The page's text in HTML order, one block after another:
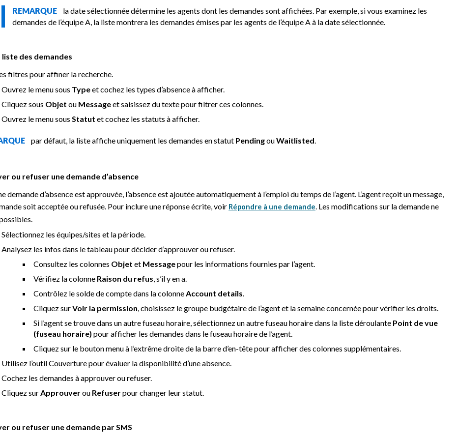
REMARQUE la date sélectionnée détermine les agents dont les demandes sont affichées. Par exemple, si vous examinez les
demandes de l’équipe A, la liste montrera les demandes émises par les agents de l’équipe A à la date sélectionnée.
des demandes
filtres pour affiner la recherche.
Ouvrez le menu sous Typeet cochez les types d’absence à afficher.
Cliquez sous Objet ou Messageet saisissez du texte pour filtrer ces colonnes.
Ouvrez le menu sous Statut et cochez les statuts à afficher.
par défaut, la liste affiche uniquement les demandes en statut PendingouWaitlisted
ou refuser une demande d’absence
demande d’absence est approuvée, l’absence est ajoutée automatiquement à l’emploi du temps de l’agent. L’agent reçoit un message,
soit acceptée ou refusée. Pour inclure une réponse écrite, voir Répondre à une demande . Les modifications sur la demande ne
Sélectionnez les équipes/sites et la période.
Analysez les infos dans le tableau pour décider d’approuver ou refuser.
Consultez les colonnes Objet et Messagepour les informations fournies par l’agent.
Vérifiez la colonne Raison du refus , s’il y en a.
Contrôlez le solde de compte dans la colonne Account details
Cliquez surVoir la permission , choisissez le groupe budgétaire de l’agent et la semaine concernée pour vérifier les droits.
Si l’agent se trouve dans un autre fuseau horaire, sélectionnez un autre fuseau horaire dans la liste déroulante Point de vue
(fuseau horaire) pour afficher les demandes dans le fuseau horaire de l’agent.
Cliquez sur le bouton menu à l’extrême droite de la barre d’en-tête pour afficher des colonnes supplémentaires.
Utilisez l’outil Couverture pour évaluer la disponibilité d’une absence.
Cochez les demandes à approuver ou refuser.
Cliquez sur Approuverou Refuserpour changer leur statut.
ou refuser une demande par SMS